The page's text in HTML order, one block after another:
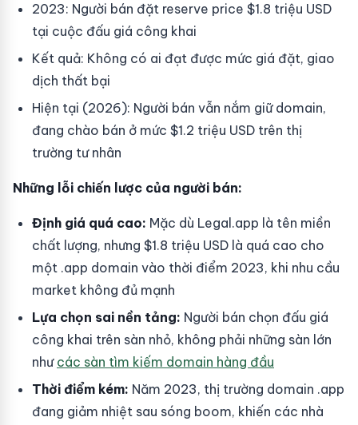
2023: Người bán đặt reserve price $1.8 triệu USD
tại cuộc đấu giá công khai
Kết quả: Không có ai đạt được mức giá đặt, giao
dịch thất bại
Hiện tại (2026): Người bán vẫn nắm giữ domain,
đang chào bán ở mức $1.2 triệu USD trên thị
trường tư nhân
Những lỗi chiến lược của người bán:
Định giá quá cao: Mặc dù Legal.app là tên miền
chất lượng, nhưng $1.8 triệu USD là quá cao cho
một .app domain vào thời điểm 2023, khi nhu cầu
market không đủ mạnh
Lựa chọn sai nền tảng: Người bán chọn đấu giá
công khai trên sàn nhỏ, không phải những sàn lớn
như các sàn tìm kiếm domain hàng đầu
Thời điểm kém: Năm 2023, thị trường domain .app
đang giảm nhiệt sau sóng boom, khiến các nhà